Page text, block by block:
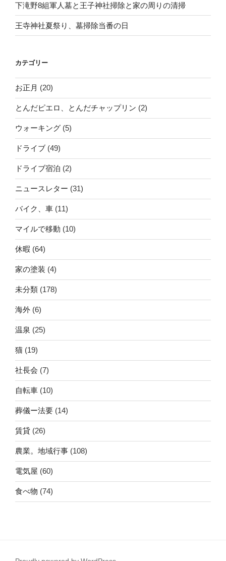
下滝野8組軍人墓と王子神社掃除と家の周りの清掃
王寺神社夏祭り、墓掃除当番の日
カテゴリー
お正月 (20)
とんだピエロ、とんだチャップリン (2)
ウォーキング (5)
ドライブ (49)
ドライブ宿泊 (2)
ニュースレター (31)
バイク、車 (11)
マイルで移動 (10)
休暇 (64)
家の塗装 (4)
未分類 (178)
海外 (6)
温泉 (25)
猫 (19)
社長会 (7)
自転車 (10)
葬儀ー法要 (14)
賃貸 (26)
農業。地域行事 (108)
電気屋 (60)
食べ物 (74)